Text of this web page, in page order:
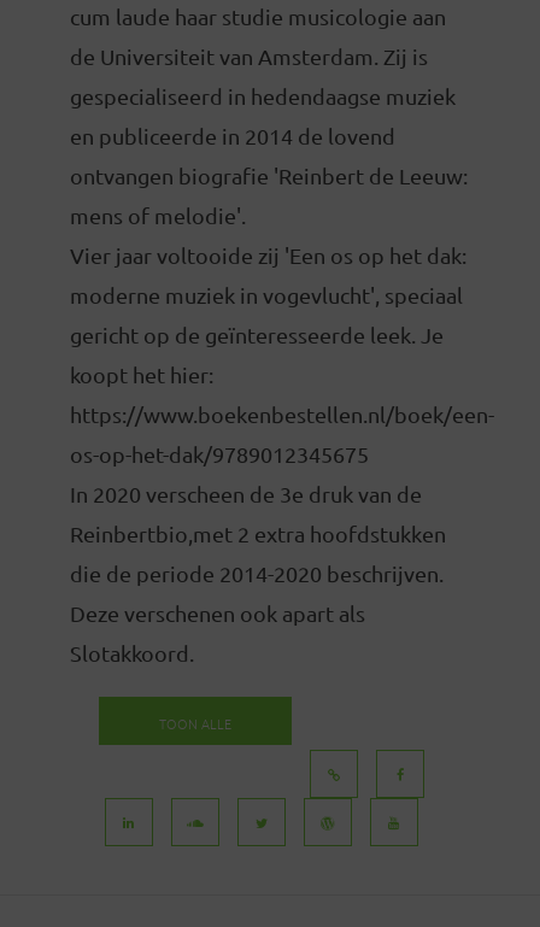
cum laude haar studie musicologie aan
de Universiteit van Amsterdam. Zij is
gespecialiseerd in hedendaagse muziek
en publiceerde in 2014 de lovend
ontvangen biografie 'Reinbert de Leeuw:
mens of melodie'.
Vier jaar voltooide zij 'Een os op het dak:
moderne muziek in vogevlucht', speciaal
gericht op de geïnteresseerde leek. Je
koopt het hier:
https://www.boekenbestellen.nl/boek/een-
os-op-het-dak/9789012345675
In 2020 verscheen de 3e druk van de
Reinbertbio,met 2 extra hoofdstukken
die de periode 2014-2020 beschrijven.
Deze verschenen ook apart als
Slotakkoord.
TOON ALLE